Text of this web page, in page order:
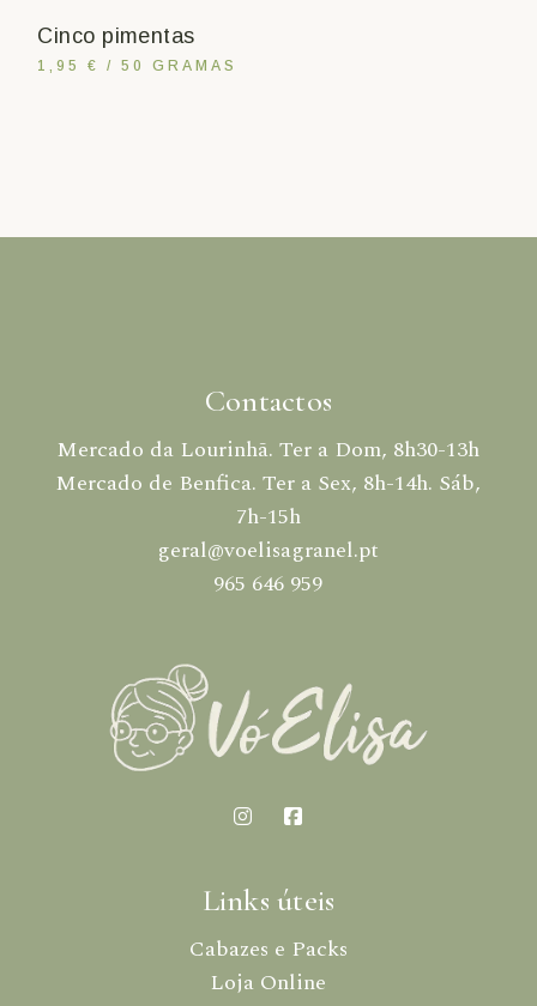
Cinco pimentas
1,95 € / 50 GRAMAS
Contactos
Mercado da Lourinhã. Ter a Dom, 8h30-13h
Mercado de Benfica. Ter a Sex, 8h-14h. Sáb,
7h-15h
geral@voelisagranel.pt
965 646 959
Links úteis
Cabazes e Packs
Loja Online